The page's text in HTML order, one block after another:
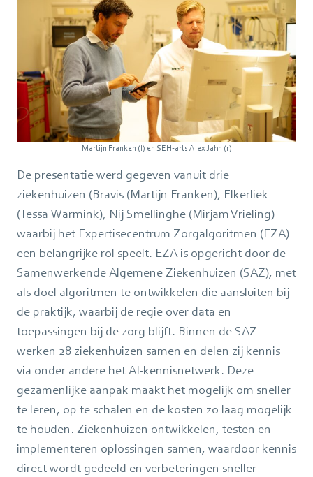
Martijn Franken (l) en SEH-arts Alex Jahn (r)
De presentatie werd gegeven vanuit drie
ziekenhuizen (Bravis (Martijn Franken), Elkerliek
(Tessa Warmink), Nij Smellinghe (Mirjam Vrieling)
waarbij het Expertisecentrum Zorgalgoritmen (EZA)
een belangrijke rol speelt. EZA is opgericht door de
Samenwerkende Algemene Ziekenhuizen (SAZ), met
als doel algoritmen te ontwikkelen die aansluiten bij
de praktijk, waarbij de regie over data en
toepassingen bij de zorg blijft. Binnen de SAZ
werken 28 ziekenhuizen samen en delen zij kennis
via onder andere het AI-kennisnetwerk. Deze
gezamenlijke aanpak maakt het mogelijk om sneller
te leren, op te schalen en de kosten zo laag mogelijk
te houden. Ziekenhuizen ontwikkelen, testen en
implementeren oplossingen samen, waardoor kennis
direct wordt gedeeld en verbeteringen sneller